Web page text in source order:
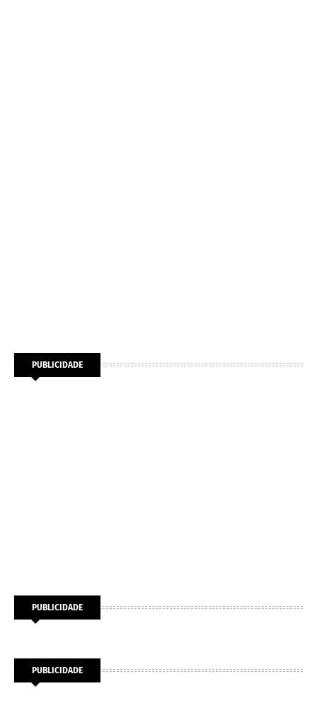
PUBLICIDADE
PUBLICIDADE
PUBLICIDADE